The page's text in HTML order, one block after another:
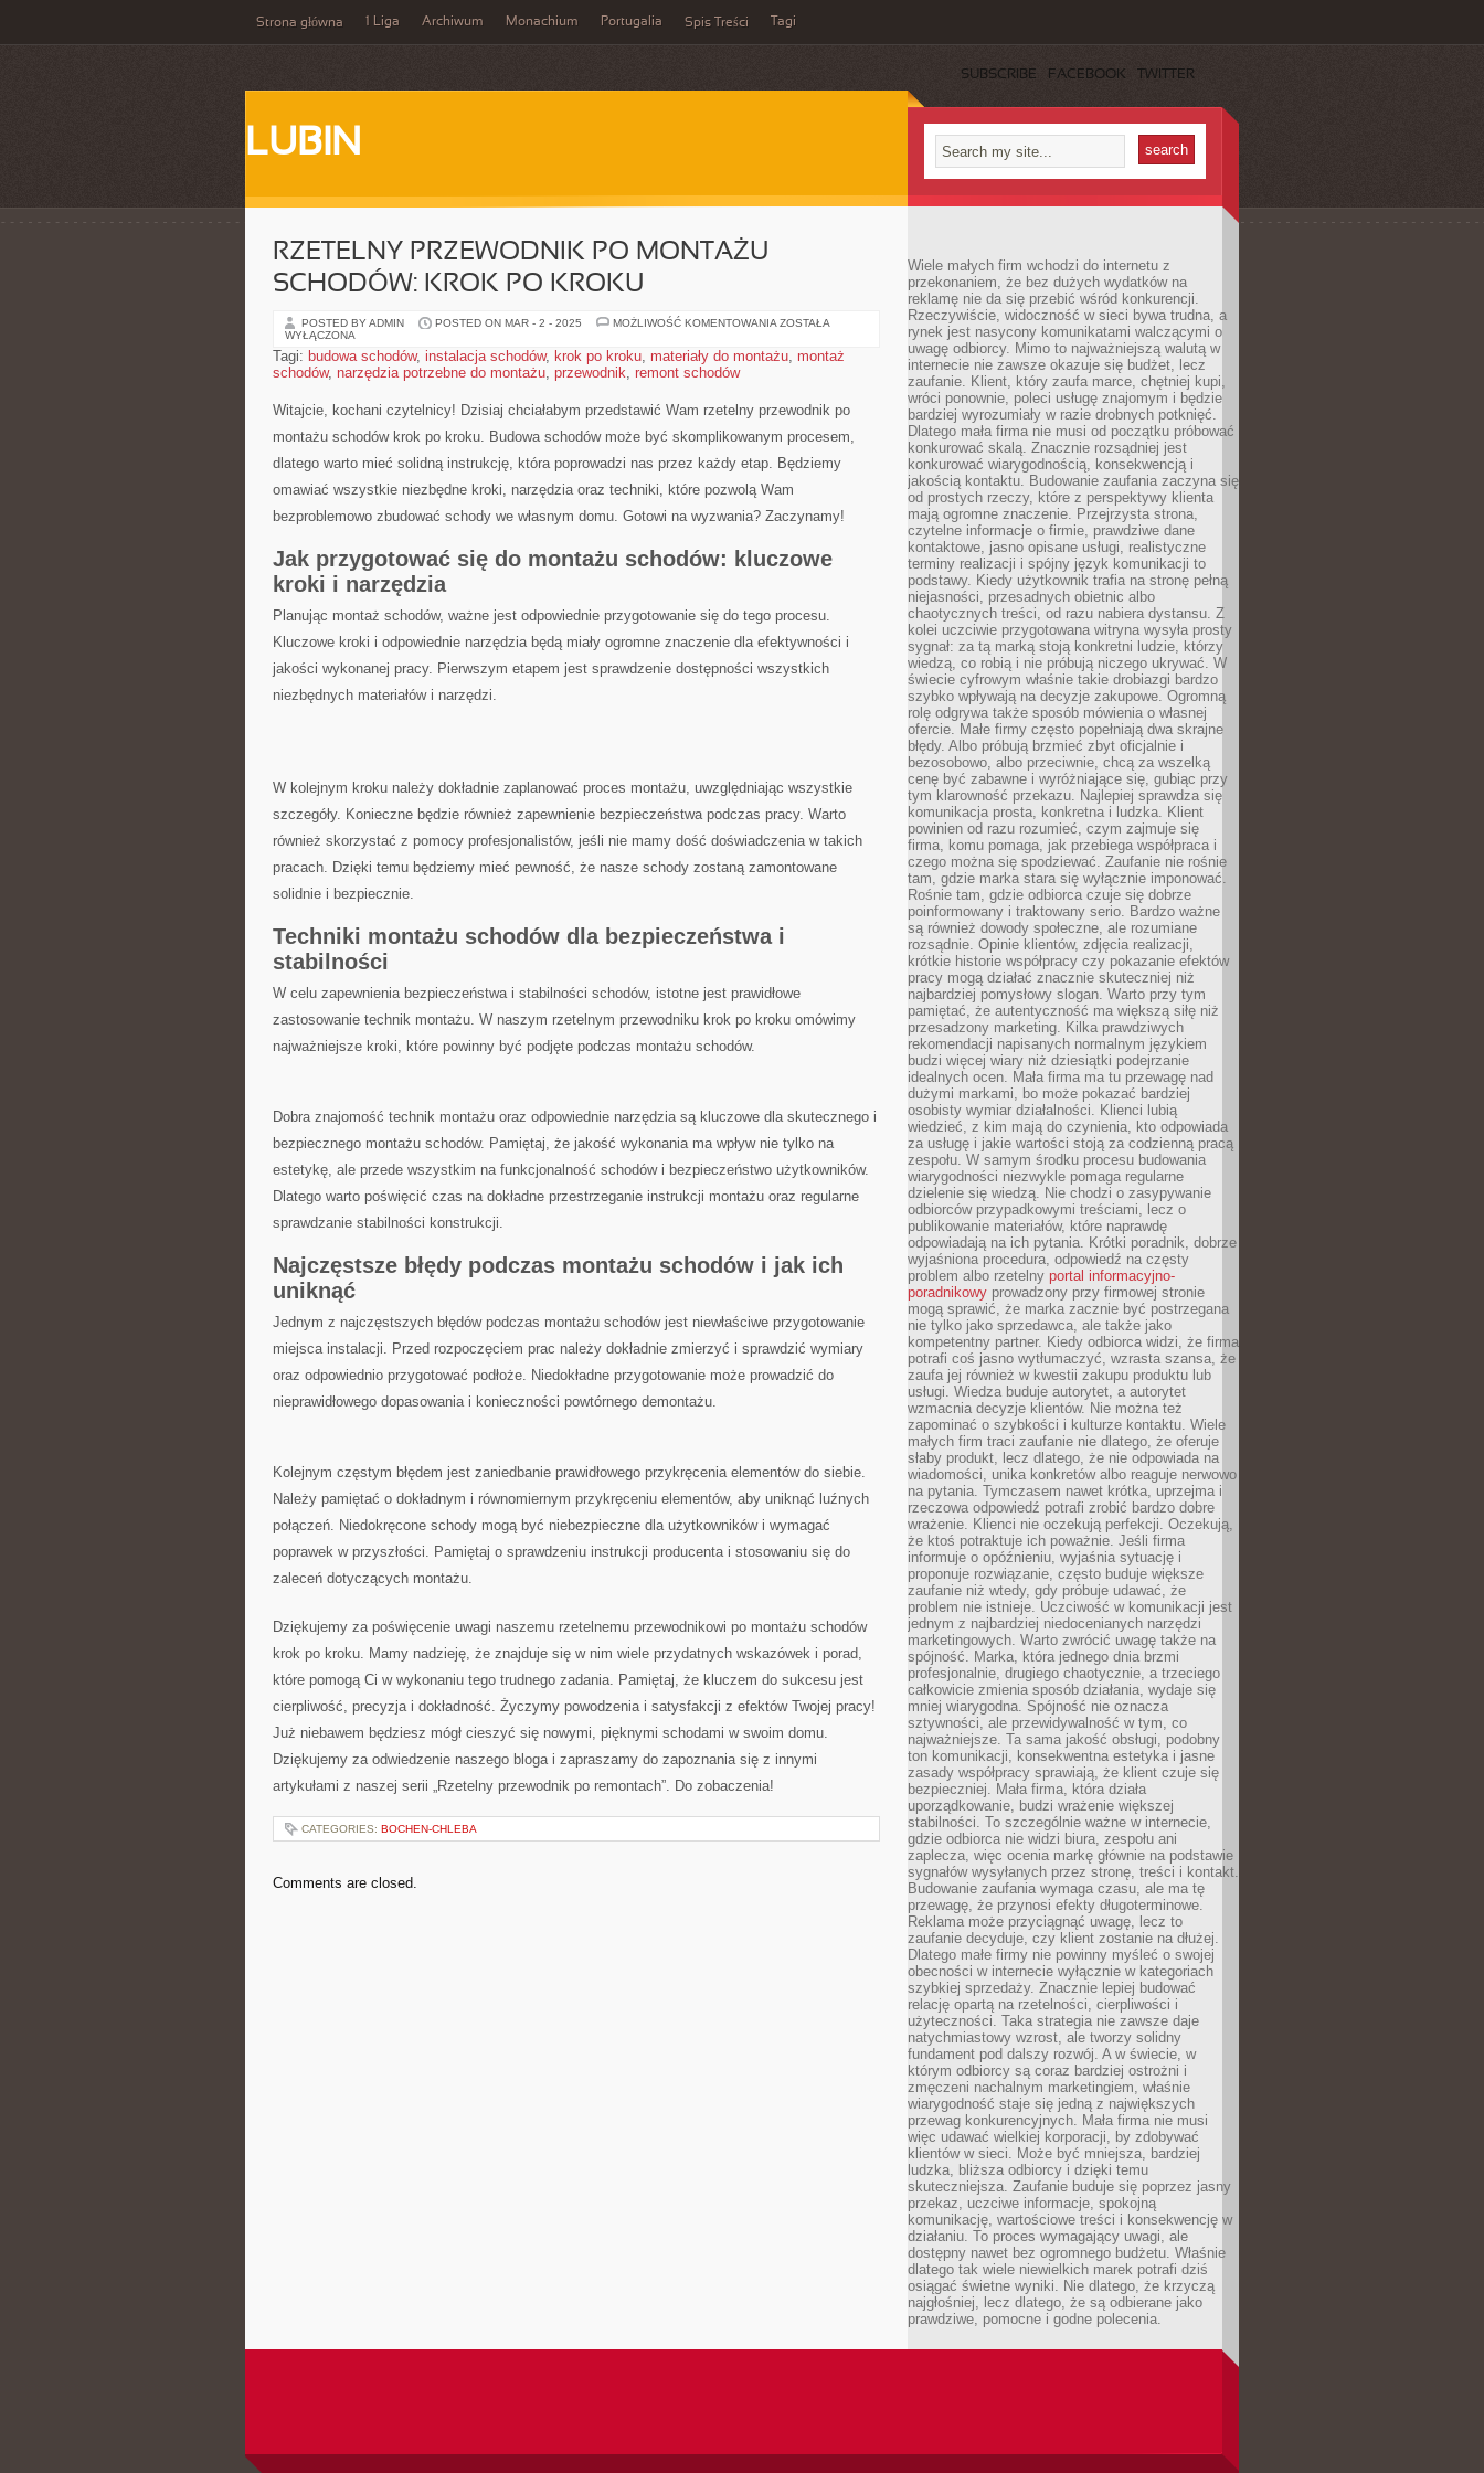
Strona główna 1 Liga Archiwum Monachium Portugalia Spis Treści Tagi
SUBSCRIBE FACEBOOK TWITTER
LUBIN
RZETELNY PRZEWODNIK PO MONTAŻU
SCHODÓW: KROK PO KROKU
POSTED BY ADMIN POSTED ON MAR - 2 - 2025 MOŻLIWOŚĆ KOMENTOWANIA RZETELNY
MONTAŻU
KROKU
ZOSTAŁA
WYŁĄCZONA
Tagi: budowa schodów, instalacja schodów, krok po kroku, materiały do montażu, montaż
schodów, narzędzia potrzebne do montażu, przewodnik, remont schodów
Witajcie,⁣ kochani czytelnicy! Dzisiaj chciałabym przedstawić Wam rzetelny przewodnik po
montażu ​schodów krok ​po​ kroku. Budowa schodów może​ być skomplikowanym procesem,
dlatego warto mieć solidną ‌instrukcję, która poprowadzi nas przez każdy etap. Będziemy
omawiać wszystkie‌ niezbędne kroki, narzędzia oraz techniki, które pozwolą Wam
bezproblemowo ⁤zbudować‌ schody we własnym‌ domu. Gotowi na⁣ wyzwania? Zaczynamy!
Jak przygotować się do montażu schodów: kluczowe
kroki i narzędzia
Planując montaż schodów, ważne jest odpowiednie przygotowanie się do⁢ tego procesu.
Kluczowe ⁤kroki‌ i⁣ odpowiednie narzędzia ⁢będą miały‌ ogromne znaczenie dla efektywności i
jakości wykonanej ​pracy. Pierwszym etapem jest sprawdzenie dostępności wszystkich
niezbędnych materiałów i narzędzi.
W kolejnym kroku należy dokładnie zaplanować proces montażu, uwzględniając wszystkie‍
szczegóły. Konieczne będzie również zapewnienie bezpieczeństwa podczas pracy. Warto
również skorzystać z pomocy ⁣profesjonalistów, jeśli nie mamy‌ dość doświadczenia w takich
pracach.​ Dzięki temu będziemy mieć pewność, że nasze schody zostaną zamontowane
solidnie i bezpiecznie.
Techniki ‍montażu schodów dla bezpieczeństwa i ​
stabilności
W celu zapewnienia ​bezpieczeństwa i stabilności schodów,‍ istotne jest prawidłowe
zastosowanie technik montażu. W naszym rzetelnym przewodniku ‌krok po kroku omówimy
najważniejsze kroki, które powinny być podjęte podczas montażu schodów.
Dobra ‍znajomość technik montażu oraz odpowiednie ⁤narzędzia są kluczowe dla skutecznego‌ i
bezpiecznego montażu schodów. Pamiętaj, że jakość‍ wykonania ma wpływ nie tylko na
estetykę, ale przede wszystkim na⁣ funkcjonalność schodów i bezpieczeństwo użytkowników.
Dlatego warto ‍poświęcić czas na ​dokładne przestrzeganie instrukcji montażu oraz regularne
sprawdzanie stabilności konstrukcji.
Najczęstsze błędy podczas montażu schodów i jak ich
uniknąć
Jednym‍ z najczęstszych błędów ‌podczas montażu schodów jest niewłaściwe przygotowanie
miejsca instalacji. Przed rozpoczęciem ⁤prac‍ należy dokładnie zmierzyć‌ i sprawdzić wymiary
oraz odpowiednio przygotować ⁤podłoże. Niedokładne przygotowanie może prowadzić ⁤do
nieprawidłowego dopasowania i konieczności powtórnego demontażu.
Kolejnym częstym błędem jest zaniedbanie prawidłowego przykręcenia‌ elementów do siebie.
Należy pamiętać o dokładnym‌ i równomiernym przykręceniu elementów, aby uniknąć luźnych
połączeń. Niedokręcone schody mogą być niebezpieczne​ dla użytkowników i wymagać⁤
poprawek ⁤w przyszłości. ⁣Pamiętaj o sprawdzeniu instrukcji producenta‌ i stosowaniu się⁣ do
zaleceń dotyczących montażu.
Dziękujemy za‍ poświęcenie uwagi naszemu rzetelnemu przewodnikowi po montażu schodów‍
krok po kroku. Mamy nadzieję, że znajduje się⁤ w nim wiele przydatnych wskazówek i​ porad,
które pomogą ⁤Ci w wykonaniu ​tego ⁤trudnego zadania. Pamiętaj, że ⁣kluczem do sukcesu jest
cierpliwość, precyzja ⁤i⁢ dokładność. Życzymy powodzenia i satysfakcji z ‍efektów Twojej pracy!
Już niebawem będziesz mógł ⁤cieszyć ‌się nowymi, pięknymi schodami w swoim domu.
Dziękujemy za⁤ odwiedzenie naszego bloga i zapraszamy do zapoznania się z innymi
artykułami z naszej serii „Rzetelny przewodnik po remontach”. Do zobaczenia!
CATEGORIES: BOCHEN-CHLEBA
Comments are closed.
Wiele małych firm wchodzi do internetu z
przekonaniem, że bez dużych wydatków na
reklamę nie da się przebić wśród konkurencji.
Rzeczywiście, widoczność w sieci bywa trudna, a
rynek jest nasycony komunikatami walczącymi o
uwagę odbiorcy. Mimo to najważniejszą walutą w
internecie nie zawsze okazuje się budżet, lecz
zaufanie. Klient, który zaufa marce, chętniej kupi,
wróci ponownie, poleci usługę znajomym i będzie
bardziej wyrozumiały w razie drobnych potknięć.
Dlatego mała firma nie musi od początku próbować
konkurować skalą. Znacznie rozsądniej jest
konkurować wiarygodnością, konsekwencją i
jakością kontaktu. Budowanie zaufania zaczyna się
od prostych rzeczy, które z perspektywy klienta
mają ogromne znaczenie. Przejrzysta strona,
czytelne informacje o firmie, prawdziwe dane
kontaktowe, jasno opisane usługi, realistyczne
terminy realizacji i spójny język komunikacji to
podstawy. Kiedy użytkownik trafia na stronę pełną
niejasności, przesadnych obietnic albo
chaotycznych treści, od razu nabiera dystansu. Z
kolei uczciwie przygotowana witryna wysyła prosty
sygnał: za tą marką stoją konkretni ludzie, którzy
wiedzą, co robią i nie próbują niczego ukrywać. W
świecie cyfrowym właśnie takie drobiazgi bardzo
szybko wpływają na decyzje zakupowe. Ogromną
rolę odgrywa także sposób mówienia o własnej
ofercie. Małe firmy często popełniają dwa skrajne
błędy. Albo próbują brzmieć zbyt oficjalnie i
bezosobowo, albo przeciwnie, chcą za wszelką
cenę być zabawne i wyróżniające się, gubiąc przy
tym klarowność przekazu. Najlepiej sprawdza się
komunikacja prosta, konkretna i ludzka. Klient
powinien od razu rozumieć, czym zajmuje się
firma, komu pomaga, jak przebiega współpraca i
czego można się spodziewać. Zaufanie nie rośnie
tam, gdzie marka stara się wyłącznie imponować.
Rośnie tam, gdzie odbiorca czuje się dobrze
poinformowany i traktowany serio. Bardzo ważne
są również dowody społeczne, ale rozumiane
rozsądnie. Opinie klientów, zdjęcia realizacji,
krótkie historie współpracy czy pokazanie efektów
pracy mogą działać znacznie skuteczniej niż
najbardziej pomysłowy slogan. Warto przy tym
pamiętać, że autentyczność ma większą siłę niż
przesadzony marketing. Kilka prawdziwych
rekomendacji napisanych normalnym językiem
budzi więcej wiary niż dziesiątki podejrzanie
idealnych ocen. Mała firma ma tu przewagę nad
dużymi markami, bo może pokazać bardziej
osobisty wymiar działalności. Klienci lubią
wiedzieć, z kim mają do czynienia, kto odpowiada
za usługę i jakie wartości stoją za codzienną pracą
zespołu. W samym środku procesu budowania
wiarygodności niezwykle pomaga regularne
dzielenie się wiedzą. Nie chodzi o zasypywanie
odbiorców przypadkowymi treściami, lecz o
publikowanie materiałów, które naprawdę
odpowiadają na ich pytania. Krótki poradnik, dobrze
wyjaśniona procedura, odpowiedź na częsty
problem albo rzetelny portal informacyjno-
poradnikowy prowadzony przy firmowej stronie
mogą sprawić, że marka zacznie być postrzegana
nie tylko jako sprzedawca, ale także jako
kompetentny partner. Kiedy odbiorca widzi, że firma
potrafi coś jasno wytłumaczyć, wzrasta szansa, że
zaufa jej również w kwestii zakupu produktu lub
usługi. Wiedza buduje autorytet, a autorytet
wzmacnia decyzje klientów. Nie można też
zapominać o szybkości i kulturze kontaktu. Wiele
małych firm traci zaufanie nie dlatego, że oferuje
słaby produkt, lecz dlatego, że nie odpowiada na
wiadomości, unika konkretów albo reaguje nerwowo
na pytania. Tymczasem nawet krótka, uprzejma i
rzeczowa odpowiedź potrafi zrobić bardzo dobre
wrażenie. Klienci nie oczekują perfekcji. Oczekują,
że ktoś potraktuje ich poważnie. Jeśli firma
informuje o opóźnieniu, wyjaśnia sytuację i
proponuje rozwiązanie, często buduje większe
zaufanie niż wtedy, gdy próbuje udawać, że
problem nie istnieje. Uczciwość w komunikacji jest
jednym z najbardziej niedocenianych narzędzi
marketingowych. Warto zwrócić uwagę także na
spójność. Marka, która jednego dnia brzmi
profesjonalnie, drugiego chaotycznie, a trzeciego
całkowicie zmienia sposób działania, wydaje się
mniej wiarygodna. Spójność nie oznacza
sztywności, ale przewidywalność w tym, co
najważniejsze. Ta sama jakość obsługi, podobny
ton komunikacji, konsekwentna estetyka i jasne
zasady współpracy sprawiają, że klient czuje się
bezpieczniej. Mała firma, która działa
uporządkowanie, budzi wrażenie większej
stabilności. To szczególnie ważne w internecie,
gdzie odbiorca nie widzi biura, zespołu ani
zaplecza, więc ocenia markę głównie na podstawie
sygnałów wysyłanych przez stronę, treści i kontakt.
Budowanie zaufania wymaga czasu, ale ma tę
przewagę, że przynosi efekty długoterminowe.
Reklama może przyciągnąć uwagę, lecz to
zaufanie decyduje, czy klient zostanie na dłużej.
Dlatego małe firmy nie powinny myśleć o swojej
obecności w internecie wyłącznie w kategoriach
szybkiej sprzedaży. Znacznie lepiej budować
relację opartą na rzetelności, cierpliwości i
użyteczności. Taka strategia nie zawsze daje
natychmiastowy wzrost, ale tworzy solidny
fundament pod dalszy rozwój. A w świecie, w
którym odbiorcy są coraz bardziej ostrożni i
zmęczeni nachalnym marketingiem, właśnie
wiarygodność staje się jedną z największych
przewag konkurencyjnych. Mała firma nie musi
więc udawać wielkiej korporacji, by zdobywać
klientów w sieci. Może być mniejsza, bardziej
ludzka, bliższa odbiorcy i dzięki temu
skuteczniejsza. Zaufanie buduje się poprzez jasny
przekaz, uczciwe informacje, spokojną
komunikację, wartościowe treści i konsekwencję w
działaniu. To proces wymagający uwagi, ale
dostępny nawet bez ogromnego budżetu. Właśnie
dlatego tak wiele niewielkich marek potrafi dziś
osiągać świetne wyniki. Nie dlatego, że krzyczą
najgłośniej, lecz dlatego, że są odbierane jako
prawdziwe, pomocne i godne polecenia.